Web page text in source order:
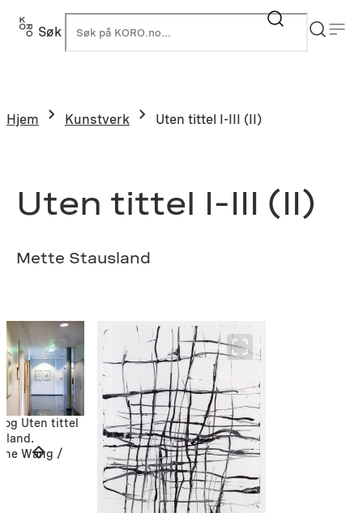
Hopp
Søk
Hjem Kunstverk Uten tittel I-III (II)
Uten tittel I-III (II)
Mette Stausland
og Uten tittel
Wang /